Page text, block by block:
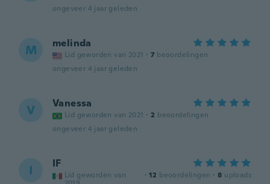
ongeveer 4 jaar geleden
M melinda
Lid geworden van 2021 · 7 beoordelingen
ongeveer 4 jaar geleden
V Vanessa
Lid geworden van 2021 · 2 beoordelingen
ongeveer 4 jaar geleden
I IF
Lid geworden van
· 12 beoordelingen · 8 uploads